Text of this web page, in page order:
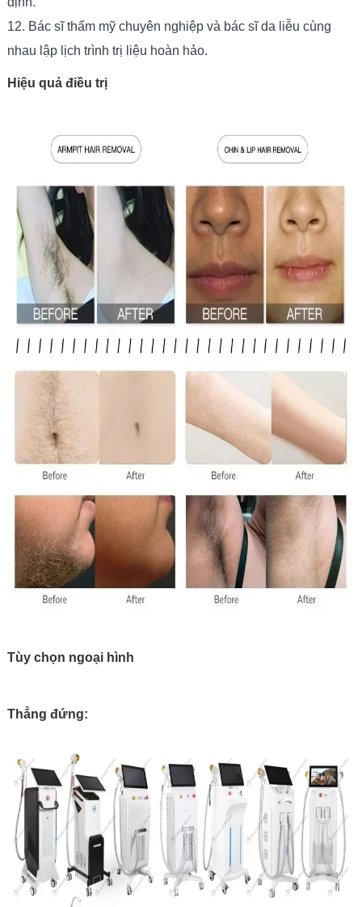
12. Bác sĩ thẩm mỹ chuyên nghiệp và bác sĩ da liễu cùng
nhau lập lịch trình trị liệu hoàn hảo.
Hiệu quả điều trị
Tùy chọn ngoại hình
Thẳng đứng: